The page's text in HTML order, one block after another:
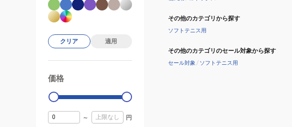
その他のカテゴリから探す
ソフトテニス用
その他のカテゴリのセール対象から探す
セール対象 / ソフトテニス用
クリア 適用
価格
0
～ 円